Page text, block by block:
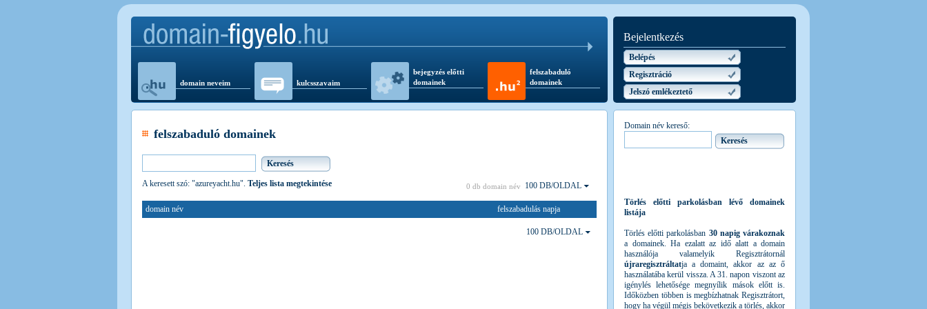
domain neveim kulcsszavaim
bejegyzés előtti
domainek
felszabaduló
domainek
Bejelentkezés
Belépés
Regisztráció
Jelszó emlékeztető
felszabaduló domainek
A keresett szó: "azureyacht.hu". Teljes lista megtekintése 0 db domain név 100 DB/OLDAL
domain név felszabadulás napja
100 DB/OLDAL
Domain név kereső:
Törlés előtti parkolásban lévő domainek
listája
Törlés előtti parkolásban 30 napig várakoznak
a domainek. Ha ezalatt az idő alatt a domain
használója valamelyik Regisztrátornál
újraregisztráltatja a domaint, akkor az az ő
használatába kerül vissza. A 31. napon viszont az
igénylés lehetősége megnyílik mások előtt is.
Időközben többen is megbízhatnak Regisztrátort,
hogy ha végül mégis bekövetkezik a törlés, akkor